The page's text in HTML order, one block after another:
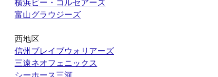
横浜ビー・コルセアーズ
富山グラウジーズ
西地区
信州ブレイブウォリアーズ
三遠ネオフェニックス
シーホース三河